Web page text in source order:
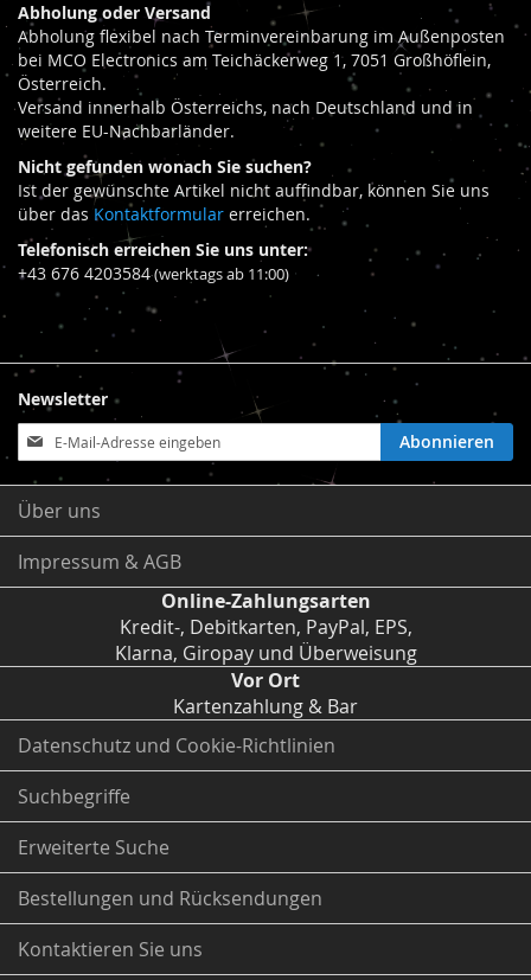
Abholung oder Versand
Abholung flexibel nach Terminvereinbarung im Außenposten
bei MCO Electronics am Teichäckerweg 1, 7051 Großhöflein,
Österreich.
Versand innerhalb Österreichs, nach Deutschland und in
weitere EU-Nachbarländer.
Nicht gefunden wonach Sie suchen?
Ist der gewünschte Artikel nicht auffindbar, können Sie uns
über das Kontaktformular erreichen.
Telefonisch erreichen Sie uns unter:
+43 676 4203584(werktags ab 11:00)
Newsletter
Anmeldung
zum
Newsletter:
Abonnieren
Über uns
Impressum & AGB
Online-Zahlungsarten
Kredit-, Debitkarten, PayPal, EPS,
Klarna, Giropay und Überweisung
Vor Ort
Kartenzahlung & Bar
Datenschutz und Cookie-Richtlinien
Suchbegriffe
Erweiterte Suche
Bestellungen und Rücksendungen
Kontaktieren Sie uns